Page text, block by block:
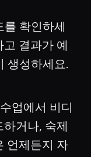
확인하세
결과가 예
생성하세요.
업에서 비디
거나, 숙제
언제든지 자